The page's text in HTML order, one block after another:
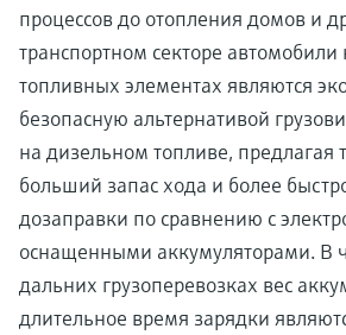
процессов до отопления домов и
транспортном секторе
топливных элементах являются
безопасную альтернативой
на дизельном топливе, предлагая
больший запас хода и более
дозаправки по сравнению с
оснащенными аккумуляторами. В
дальних грузоперевозках вес
длительное время зарядки